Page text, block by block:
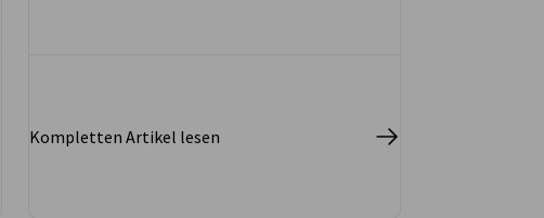
entlang der Lieferketten, insbesondere in
Kompletten Artikel lesen